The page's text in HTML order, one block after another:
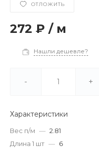
ОТЛОЖИТЬ
272 ₽ / м
Нашли дешевле?
- +
Характеристики
Вес п/м — 2.81
Длина 1 шт — 6